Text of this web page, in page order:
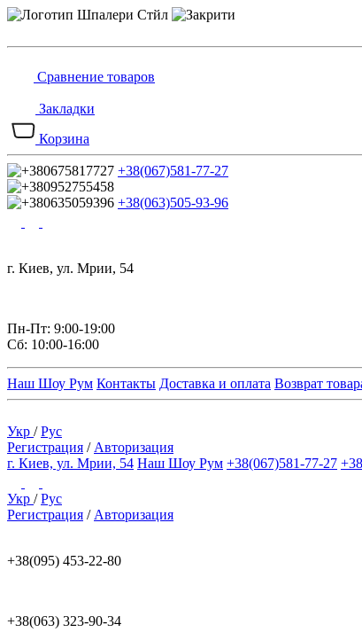
Сравнение товаров
Закладки
Корзина
+38(067)581-77-27
+38(063)505-93-96
г. Киев, ул. Мрии, 54
Пн-Пт: 9:00-19:00
Сб: 10:00-16:00
Наш Шоу Рум Контакты Доставка и оплата Возврат
Укр /Рус
Регистрация / Авторизация
г. Киев, ул. Мрии, 54 Наш Шоу Рум +38(067)581-77-27
Укр /Рус
Регистрация / Авторизация
+38(095) 453-22-80
+38(063) 323-90-34